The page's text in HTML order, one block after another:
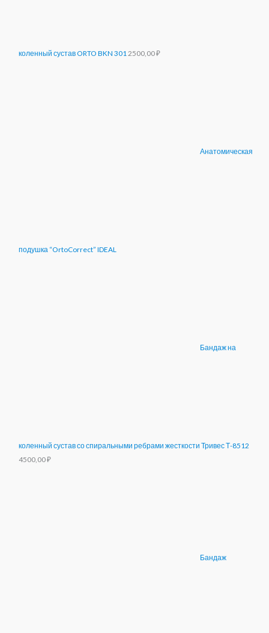
коленный сустав ORTO BKN 3012500,00₽
Анатомическая
подушка “OrtoCorrect” IDEAL
Бандаж на
коленный сустав со спиральными ребрами жесткости Тривес Т-8512
4500,00₽
Бандаж